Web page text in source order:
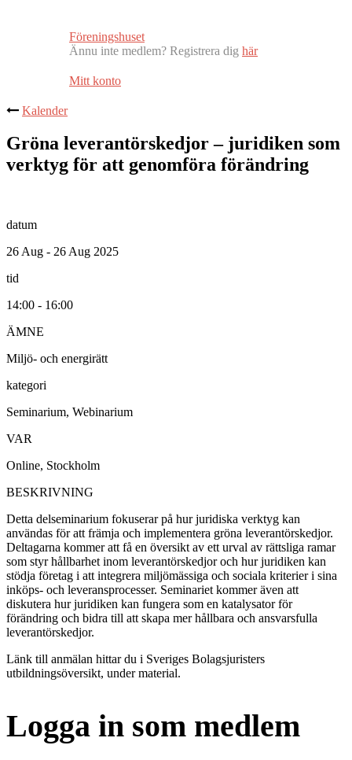
Föreningshuset
Ännu inte medlem? Registrera dig här
Mitt konto
Kalender
Gröna leverantörskedjor – juridiken som
verktyg för att genomföra förändring
datum
26 Aug - 26 Aug 2025
tid
14:00 - 16:00
ÄMNE
Miljö- och energirätt
kategori
Seminarium, Webinarium
VAR
Online, Stockholm
BESKRIVNING
Detta delseminarium fokuserar på hur juridiska verktyg kan
användas för att främja och implementera gröna leverantörskedjor.
Deltagarna kommer att få en översikt av ett urval av rättsliga ramar
som styr hållbarhet inom leverantörskedjor och hur juridiken kan
stödja företag i att integrera miljömässiga och sociala kriterier i sina
inköps- och leveransprocesser. Seminariet kommer även att
diskutera hur juridiken kan fungera som en katalysator för
förändring och bidra till att skapa mer hållbara och ansvarsfulla
leverantörskedjor.
Länk till anmälan hittar du i Sveriges Bolagsjuristers
utbildningsöversikt, under material.
Logga in som medlem